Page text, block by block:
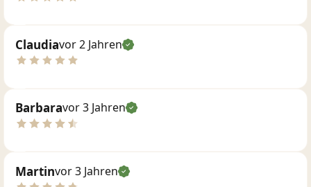
Claudiavor 2 Jahren
Barbaravor 3 Jahren
Martinvor 3 Jahren